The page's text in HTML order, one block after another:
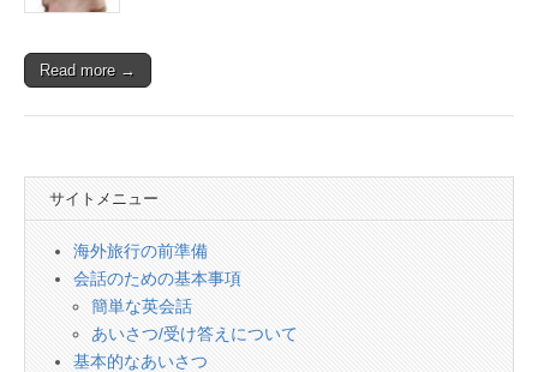
Read more →
サイトメニュー
海外旅行の前準備
会話のための基本事項
簡単な英会話
あいさつ/受け答えについて
基本的なあいさつ